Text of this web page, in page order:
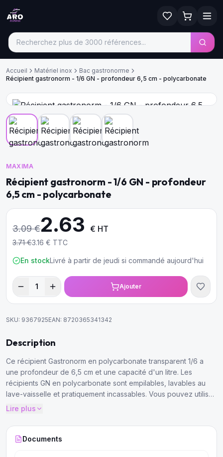
Accueil Matériel inox
Bac gastronorme
Récipient gastronorm - 1/6 GN - profondeur 6,5 cm - polycarbonate
MAXIMA
Récipient gastronorm - 1/6 GN - profondeur
6,5 cm - polycarbonate
3.09€2.63 € HT
3.71€3.16 € TTC
En stockLivré à partir de jeudi si commandé aujourd'hui
1 Ajouter
SKU: 9367925EAN: 8720365341342
Description
Ce récipient Gastronorm en polycarbonate transparent 1/6 a
une profondeur de 6,5 cm et une capacité d'un litre. Les
récipients GN en polycarbonate sont empilables, lavables au
lave-vaisselle et pratiquement incassables. Vous pouvez utiliser
ce récipient avec de nombreux équipements de restauration,
bains-marie et les chafing dishes.
Lire plus
Documents